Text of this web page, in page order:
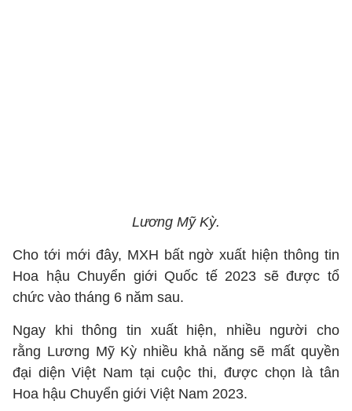
Lương Mỹ Kỳ.
Cho tới mới đây, MXH bất ngờ xuất hiện thông tin
Hoa hậu Chuyển giới Quốc tế 2023 sẽ được tổ
chức vào tháng 6 năm sau.
Ngay khi thông tin xuất hiện, nhiều người cho
rằng Lương Mỹ Kỳ nhiều khả năng sẽ mất quyền
đại diện Việt Nam tại cuộc thi, được chọn là tân
Hoa hậu Chuyển giới Việt Nam 2023.